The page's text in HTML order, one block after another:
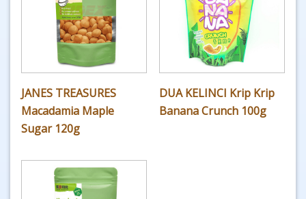
JANES TREASURES
Macadamia Maple
Sugar 120g
DUA KELINCI Krip Krip
Banana Crunch 100g